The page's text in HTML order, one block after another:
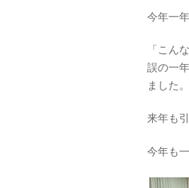
今年一
「こん
誤の一
ました。
来年も
今年も